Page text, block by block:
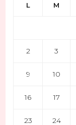
L M
2 3
9 10
16 17
23 24